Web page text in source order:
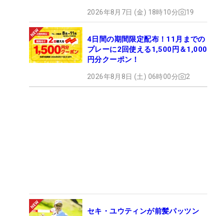
2026年8月7日 (金) 18時10分 19
4日間の期間限定配布！11月までの
プレーに2回使える1,500円＆1,000
円分クーポン！
2026年8月8日 (土) 06時00分 2
セキ・ユウティンが前髪パッツン